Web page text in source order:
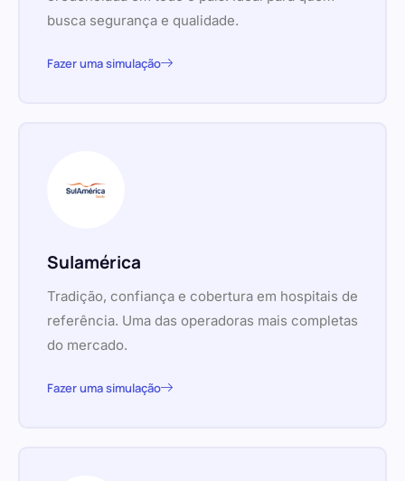
busca segurança e qualidade.
Fazer uma simulação
Sulamérica
Tradição, confiança e cobertura em hospitais de
referência. Uma das operadoras mais completas
do mercado.
Fazer uma simulação